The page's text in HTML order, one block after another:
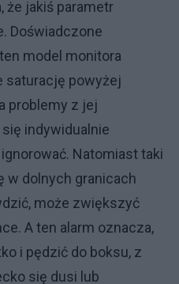
że jakiś parametr
Doświadczone
model monitora
saturację powyżej
problemy z jej
się indywidualnie
Natomiast taki
w dolnych granicach
może zwiększyć
A ten alarm oznacza,
i pędzić do boksu, z
się dusi lub